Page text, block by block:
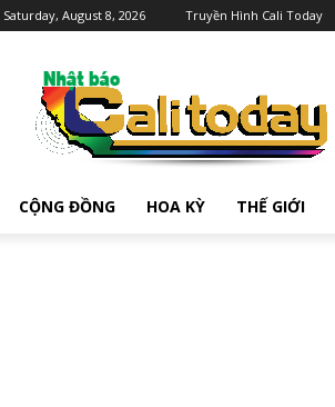
Saturday, August 8, 2026 Truyền Hình Cali Today
CỘNG ĐỒNG HOA KỲ THẾ GIỚI